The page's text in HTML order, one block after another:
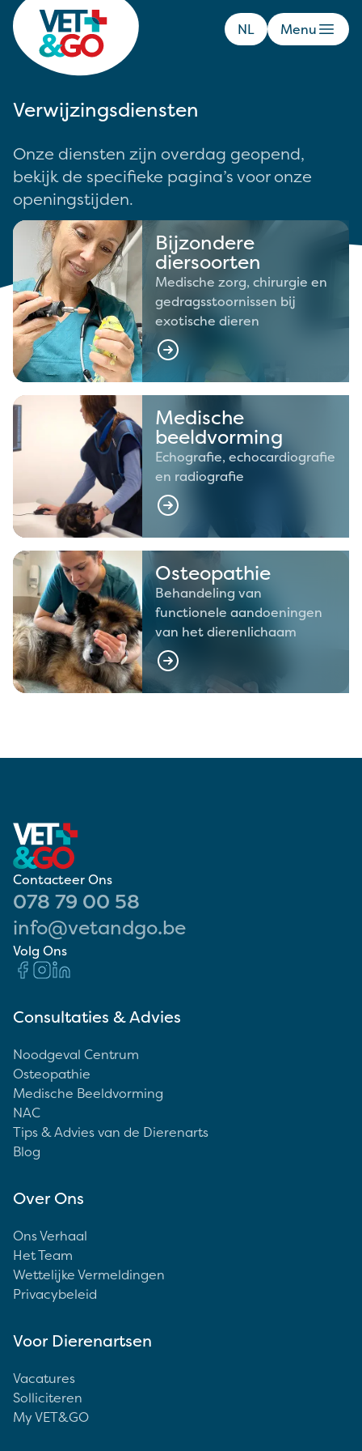
Menu
NL
Verwijzingsdiensten
Onze diensten zijn overdag geopend,
bekijk de specifieke pagina’s voor onze
openingstijden.
Bijzondere
diersoorten
Medische zorg, chirurgie en
gedragsstoornissen bij
exotische dieren
Medische
beeldvorming
Echografie, echocardiografie
en radiografie
Osteopathie
Behandeling van
functionele aandoeningen
van het dierenlichaam
Contacteer Ons
078 79 00 58
info@vetandgo.be
Volg Ons
Consultaties & Advies
Noodgeval Centrum
Osteopathie
Medische Beeldvorming
NAC
Tips & Advies van de Dierenarts
Blog
Over Ons
Ons Verhaal
Het Team
Wettelijke Vermeldingen
Privacybeleid
Voor Dierenartsen
Vacatures
Solliciteren
My VET&GO